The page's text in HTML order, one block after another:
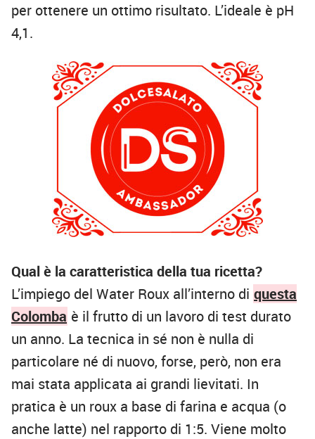
per ottenere un ottimo risultato. L’ideale è pH
4,1.
Qual è la caratteristica della tua ricetta?
L’impiego del Water Roux all’interno di questa
Colomba è il frutto di un lavoro di test durato
un anno. La tecnica in sé non è nulla di
particolare né di nuovo, forse, però, non era
mai stata applicata ai grandi lievitati. In
pratica è un roux a base di farina e acqua (o
anche latte) nel rapporto di 1:5. Viene molto